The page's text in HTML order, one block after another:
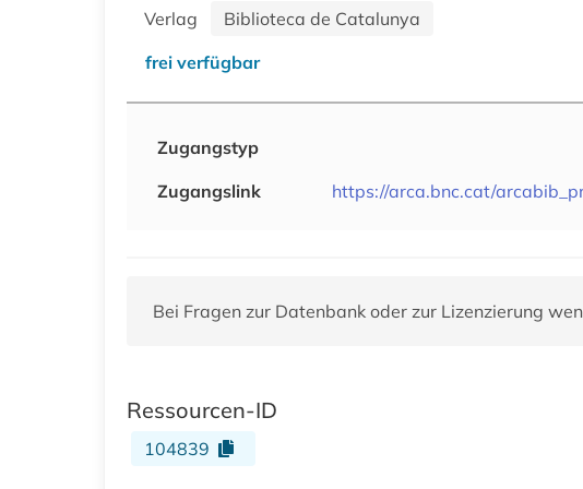
Verlag
Biblioteca de Catalunya
frei verfügbar
Zugangstyp
Zugangslink
https://arca.bnc.cat/
Bei Fragen zur Datenbank oder zur Lizenzierung
Ressourcen-ID
104839